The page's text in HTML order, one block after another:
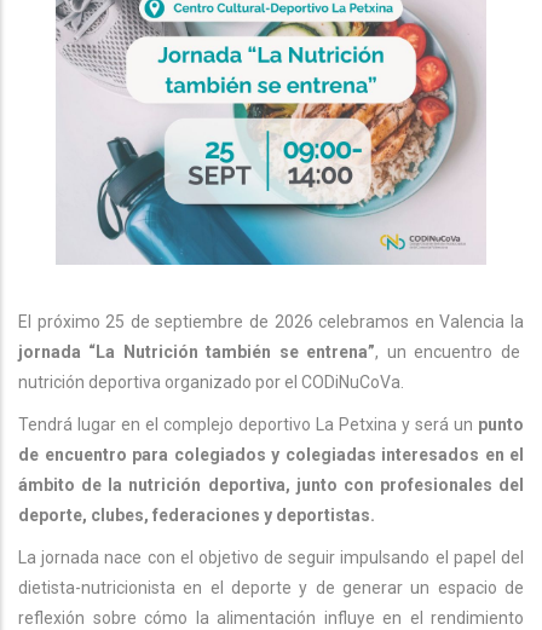
El próximo 25 de septiembre de 2026 celebramos en Valencia la
jornada “La Nutrición también se entrena”, un encuentro de
nutrición deportiva organizado por el CODiNuCoVa.
Tendrá lugar en el complejo deportivo La Petxina y será un punto
de encuentro para colegiados y colegiadas interesados en el
ámbito de la nutrición deportiva, junto con profesionales del
deporte, clubes, federaciones y deportistas.
La jornada nace con el objetivo de seguir impulsando el papel del
dietista-nutricionista en el deporte y de generar un espacio de
reflexión sobre cómo la alimentación influye en el rendimiento